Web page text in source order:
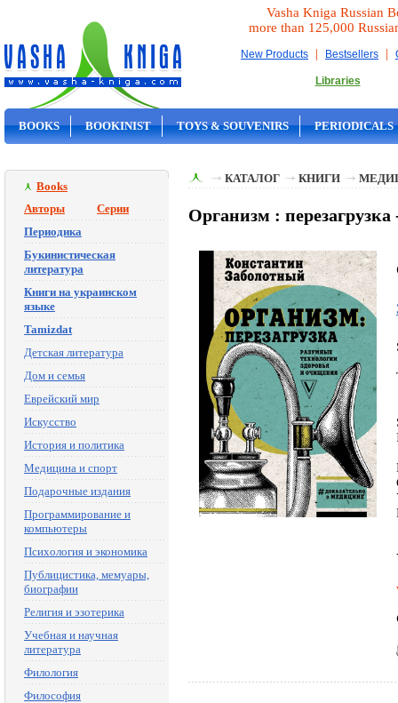
Vasha Kniga Russian
more than 125,000
New Products | Bestsellers |
Libraries
BOOKS BOOKINIST TOYS & SOUVENIRS PERIODICALS
Books
Авторы
Серии
Периодика
Букинистическая
литература
Книги на украинском
языке
Tamizdat
Детская литература
Дом и семья
Еврейский мир
Искусство
История и политика
Медицина и спорт
Подарочные издания
Программирование и
компьютеры
Психология и экономика
Публицистика, мемуары,
биографии
Религия и эзотерика
Учебная и научная
литература
Филология
Философия
КАТАЛОГ КНИГИ
Организм :